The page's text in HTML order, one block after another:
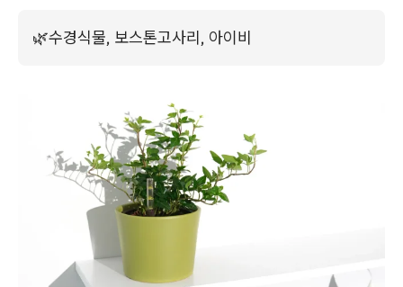
🌿수경식물, 보스톤고사리, 아이비